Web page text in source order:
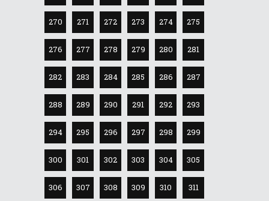
270 271 272 273 274 275
276 277 278 279 280 281
282 283 284 285 286 287
288 289 290 291 292 293
294 295 296 297 298 299
300 301 302 303 304 305
306 307 308 309 310 311